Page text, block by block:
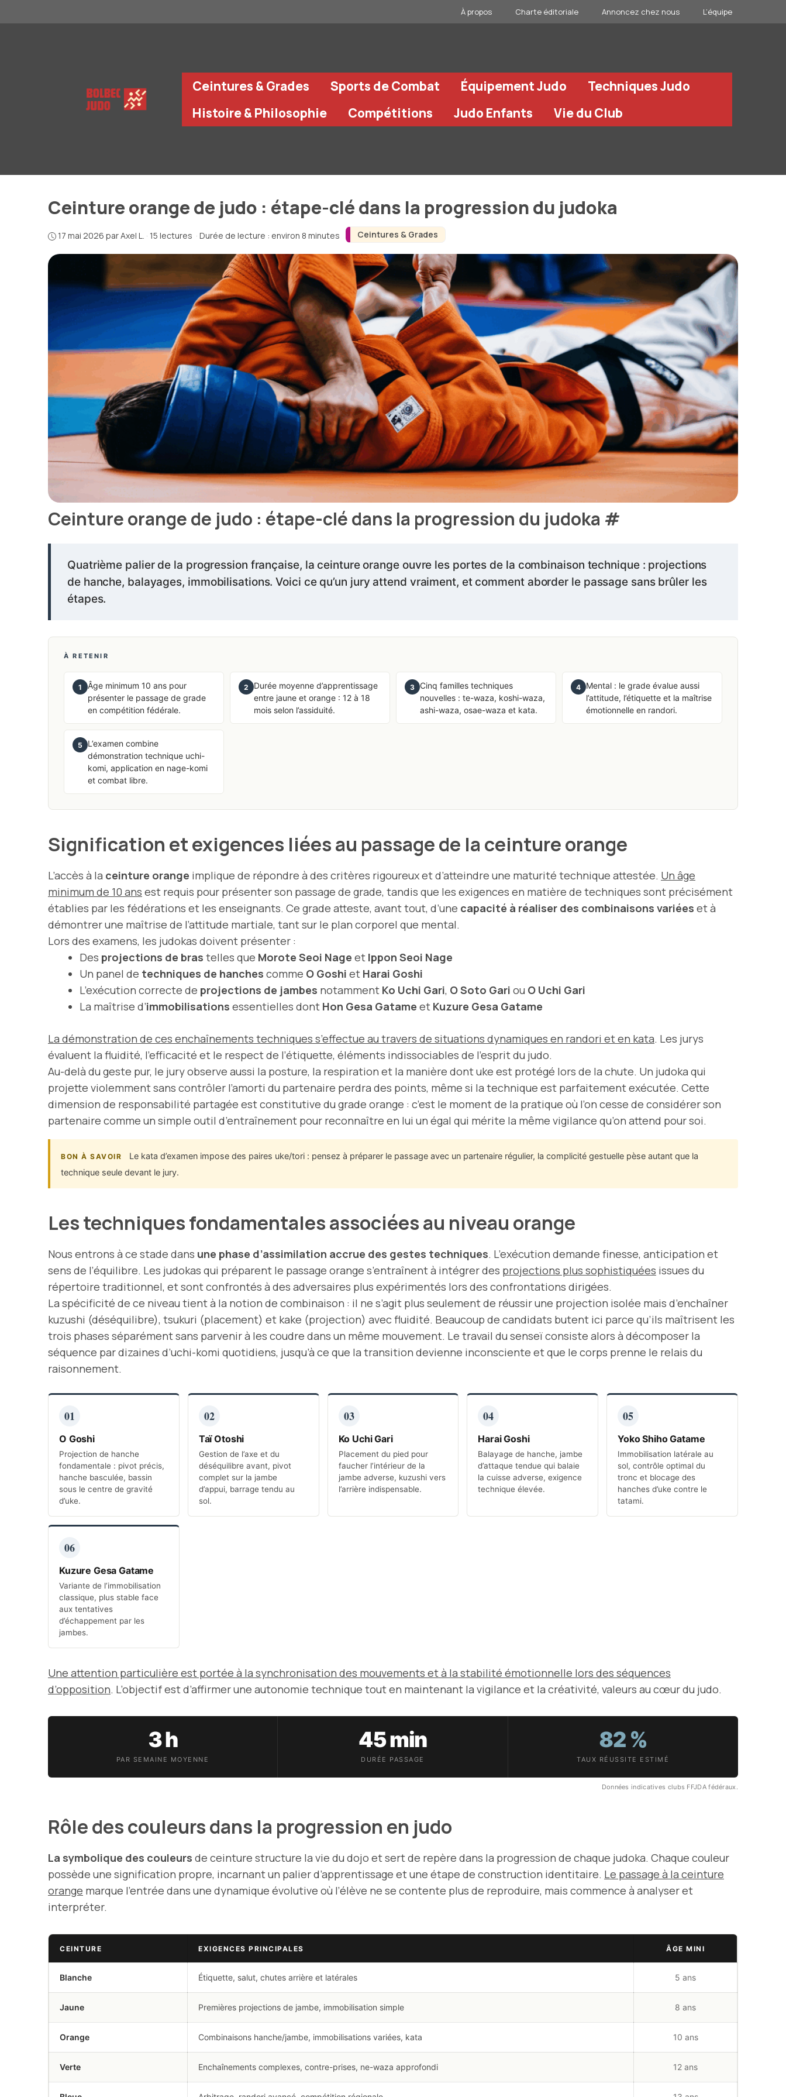
au
À propos Charte éditoriale Annoncez chez nous L’équipe
Ceintures & Grades Sports de Combat Équipement Judo
Techniques Judo
Histoire & Philosophie
Compétitions Judo Enfants Vie du Club
Ceintures & Grades
Ceinture orange de judo : étape-clé dans la progression du judoka
17 mai 2026 parAxel L. · 15 lectures · Durée de lecture : environ 8 minutes
Ceinture orange de judo : étape-clé dans la progression du judoka #
Quatrième palier de la progression française, la ceinture orange ouvre les portes de la combinaison technique : projections
de hanche, balayages, immobilisations. Voici ce qu’un jury attend vraiment, et comment aborder le passage sans brûler les
étapes.
À RETENIR
1
Âge minimum 10 ans pour
présenter le passage de grade
en compétition fédérale.
2
Durée moyenne d’apprentissage
entre jaune et orange : 12 à 18
mois selon l’assiduité.
3
Cinq familles techniques
nouvelles : te-waza, koshi-waza,
ashi-waza, osae-waza et kata.
4
Mental : le grade évalue aussi
l’attitude, l’étiquette et la maîtrise
émotionnelle en randori.
5
L’examen combine
démonstration technique uchi-
komi, application en nage-komi
et combat libre.
Signification et exigences liées au passage de la ceinture orange
L’accès à la ceinture orange implique de répondre à des critères rigoureux et d’atteindre une maturité technique attestée. Un âge
minimum de 10 ans est requis pour présenter son passage de grade, tandis que les exigences en matière de techniques sont précisément
établies par les fédérations et les enseignants. Ce grade atteste, avant tout, d’une capacité à réaliser des combinaisons variées et à
démontrer une maîtrise de l’attitude martiale, tant sur le plan corporel que mental.
Lors des examens, les judokas doivent présenter :
Des projections de bras telles que Morote Seoi Nage et Ippon Seoi Nage
Un panel de techniques de hanches comme O Goshi et Harai Goshi
L’exécution correcte de projections de jambes notamment Ko Uchi Gari, O Soto Gari ou O Uchi Gari
La maîtrise d’immobilisations essentielles dont Hon Gesa Gatame et Kuzure Gesa Gatame
La démonstration de ces enchaînements techniques s’effectue au travers de situations dynamiques en randori et en kata. Les jurys
évaluent la fluidité, l’efficacité et le respect de l’étiquette, éléments indissociables de l’esprit du judo.
Au-delà du geste pur, le jury observe aussi la posture, la respiration et la manière dont uke est protégé lors de la chute. Un judoka qui
projette violemment sans contrôler l’amorti du partenaire perdra des points, même si la technique est parfaitement exécutée. Cette
dimension de responsabilité partagée est constitutive du grade orange : c’est le moment de la pratique où l’on cesse de considérer son
partenaire comme un simple outil d’entraînement pour reconnaître en lui un égal qui mérite la même vigilance qu’on attend pour soi.
BON À SAVOIR
Le kata d’examen impose des paires uke/tori : pensez à préparer le passage avec un partenaire régulier, la complicité gestuelle pèse autant que la
technique seule devant le jury.
Les techniques fondamentales associées au niveau orange
Nous entrons à ce stade dans une phase d’assimilation accrue des gestes techniques. L’exécution demande finesse, anticipation et
sens de l’équilibre. Les judokas qui préparent le passage orange s’entraînent à intégrer des projections plus sophistiquées issues du
répertoire traditionnel, et sont confrontés à des adversaires plus expérimentés lors des confrontations dirigées.
La spécificité de ce niveau tient à la notion de combinaison : il ne s’agit plus seulement de réussir une projection isolée mais d’enchaîner
kuzushi (déséquilibre), tsukuri (placement) et kake (projection) avec fluidité. Beaucoup de candidats butent ici parce qu’ils maîtrisent les
trois phases séparément sans parvenir à les coudre dans un même mouvement. Le travail du senseï consiste alors à décomposer la
séquence par dizaines d’uchi-komi quotidiens, jusqu’à ce que la transition devienne inconsciente et que le corps prenne le relais du
raisonnement.
01
O Goshi
Projection de hanche
fondamentale : pivot précis,
hanche basculée, bassin
sous le centre de gravité
d’uke.
02
Taï Otoshi
Gestion de l’axe et du
déséquilibre avant, pivot
complet sur la jambe
d’appui, barrage tendu au
sol.
03
Ko Uchi Gari
Placement du pied pour
faucher l’intérieur de la
jambe adverse, kuzushi vers
l’arrière indispensable.
04
Harai Goshi
Balayage de hanche, jambe
d’attaque tendue qui balaie
la cuisse adverse, exigence
technique élevée.
05
Yoko Shiho Gatame
Immobilisation latérale au
sol, contrôle optimal du
tronc et blocage des
hanches d’uke contre le
tatami.
06
Kuzure Gesa Gatame
Variante de l’immobilisation
classique, plus stable face
aux tentatives
d’échappement par les
jambes.
Une attention particulière est portée à la synchronisation des mouvements et à la stabilité émotionnelle lors des séquences
d’opposition. L’objectif est d’affirmer une autonomie technique tout en maintenant la vigilance et la créativité, valeurs au cœur du judo.
3 h
PAR SEMAINE MOYENNE
45 min
DURÉE PASSAGE
82 %
TAUX RÉUSSITE ESTIMÉ
Données indicatives clubs FFJDA fédéraux.
Rôle des couleurs dans la progression en judo
La symbolique des couleurs de ceinture structure la vie du dojo et sert de repère dans la progression de chaque judoka. Chaque couleur
possède une signification propre, incarnant un palier d’apprentissage et une étape de construction identitaire. Le passage à la ceinture
orange marque l’entrée dans une dynamique évolutive où l’élève ne se contente plus de reproduire, mais commence à analyser et
interpréter.
CEINTURE EXIGENCES PRINCIPALES ÂGE MINI
Blanche Étiquette, salut, chutes arrière et latérales 5 ans
Jaune Premières projections de jambe, immobilisation simple 8 ans
Orange Combinaisons hanche/jambe, immobilisations variées, kata 10 ans
Verte Enchaînements complexes, contre-prises, ne-waza approfondi 12 ans